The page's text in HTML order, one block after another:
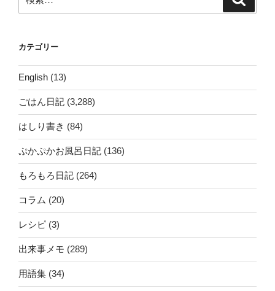
索:
カテゴリー
English (13)
ごはん日記 (3,288)
はしり書き (84)
ぷかぷかお風呂日記 (136)
もろもろ日記 (264)
コラム (20)
レシピ (3)
出来事メモ (289)
用語集 (34)